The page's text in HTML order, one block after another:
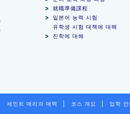
就職準備課程
일본어 능력 시험
유학생 시험 대책에 대해
진학에 대해
세인트 메리의 매력 코스 개요 입학